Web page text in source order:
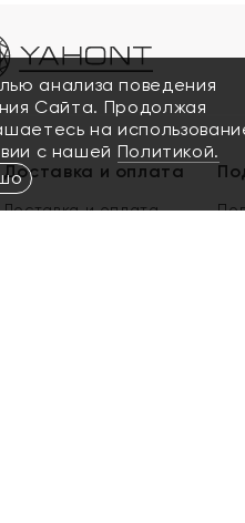
Доставка и оплата
Доставка и оплата
анализа поведения
Сайта. Продолжая
на
с нашей Политикой.